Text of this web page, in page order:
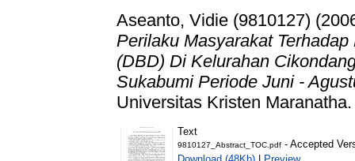
Aseanto, Vidie (9810127)
Perilaku Masyarakat
(DBD) Di Kelurahan
Sukabumi Periode Juni -
Universitas Kristen Maranatha.
Text
9810127_Abstract_TOC.pdf - Accepted